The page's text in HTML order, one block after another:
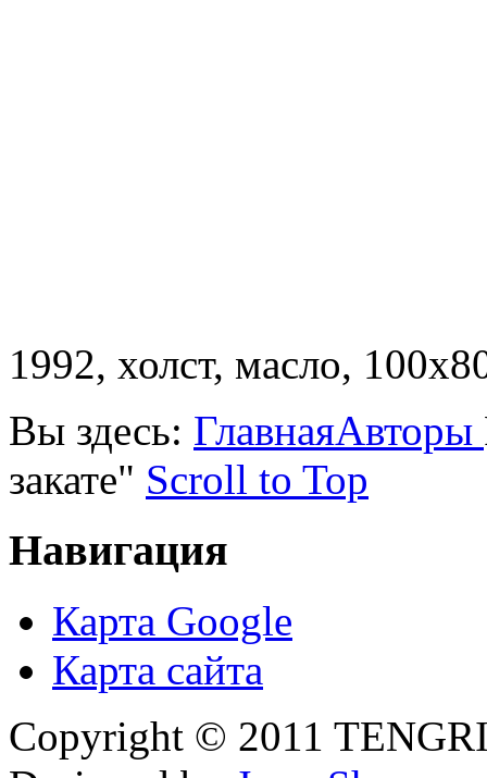
1992, холст, масло,
Вы здесь: ГлавнаяАвторы
закате" Scroll to Top
Навигация
Карта Google
Карта сайта
Copyright © 2011